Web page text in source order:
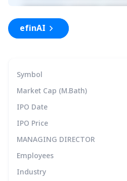
xxxxxxxxxxx xxxxxxxx
xxxxxxxxxxxxxxxxxxx xxxxx
efinAI
Symbol
Market Cap (M.Bath)
IPO Date
IPO Price
MANAGING DIRECTOR
Employees
Industry